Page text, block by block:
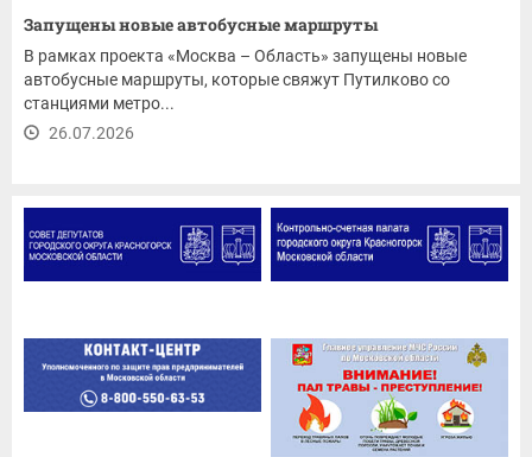
Запущены новые автобусные маршруты
В рамках проекта «Москва – Область» запущены новые
автобусные маршруты, которые свяжут Путилково со
станциями метро...
26.07.2026